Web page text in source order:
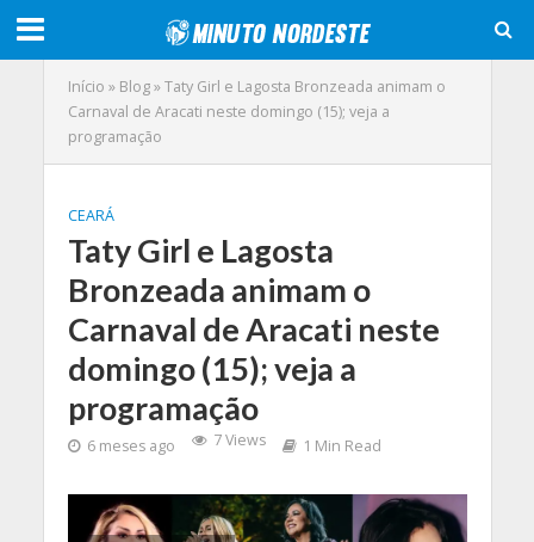
Início » Blog»Taty Girl e Lagosta Bronzeada animam o
Carnaval de Aracati neste domingo (15); veja a
programação
CEARÁ
Taty Girl e Lagosta
Bronzeada animam o
Carnaval de Aracati neste
domingo (15); veja a
programação
6 meses ago 7 Views 1 Min Read